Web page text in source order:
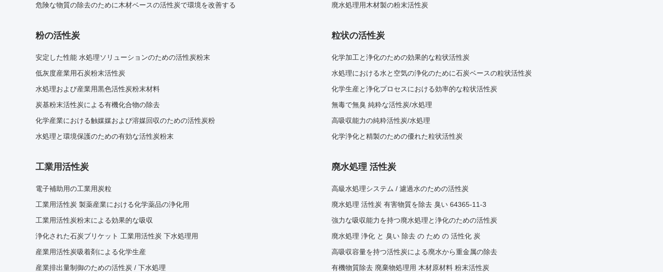
危険な物質の除去のために木材ベースの活性炭で環境を改善する
廃水処理用木材製の粉末活性炭
粉の活性炭
安定した性能 水処理ソリューションのための活性炭粉末
低灰度産業用石炭粉末活性炭
水処理および産業用黒色活性炭粉末材料
炭基粉末活性炭による有機化合物の除去
化学産業における触媒媒および溶媒回収のための活性炭粉
水処理と環境保護のための有効な活性炭粉末
粒状の活性炭
化学加工と浄化のための効果的な粒状活性炭
水処理における水と空気の浄化のために石炭ベースの粒状活性炭
化学生産と浄化プロセスにおける効率的な粒状活性炭
無毒で無臭 純粋な活性炭/水処理
高吸収能力の純粋活性炭/水処理
化学浄化と精製のための優れた粒状活性炭
工業用活性炭
電子補助用の工業用炭粒
工業用活性炭 製薬産業における化学薬品の浄化用
工業用活性炭粉末による効果的な吸収
浄化された石炭ブリケット 工業用活性炭 下水処理用
産業用活性炭吸着剤による化学生産
産業排出量制御のための活性炭 / 下水処理
廃水処理 活性炭
高級水処理システム / 濾過水のための活性炭
廃水処理 活性炭 有害物質を除去 臭い 64365-11-3
強力な吸収能力を持つ廃水処理と浄化のための活性炭
廃水処理 浄化 と 臭い 除去 の ため の 活性化 炭
高吸収容量を持つ活性炭による廃水から重金属の除去
有機物質除去 廃棄物処理用 木材原材料 粉末活性炭